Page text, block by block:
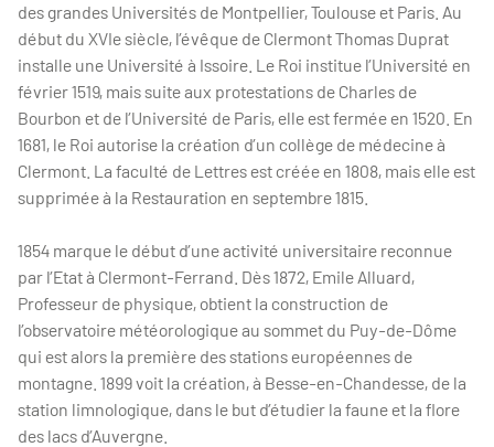
des grandes Universités de Montpellier, Toulouse et Paris. Au
début du XVIe siècle, l’évêque de Clermont Thomas Duprat
installe une Université à Issoire. Le Roi institue l’Université en
février 1519, mais suite aux protestations de Charles de
Bourbon et de l’Université de Paris, elle est fermée en 1520. En
1681, le Roi autorise la création d’un collège de médecine à
Clermont. La faculté de Lettres est créée en 1808, mais elle est
supprimée à la Restauration en septembre 1815.
1854 marque le début d’une activité universitaire reconnue
par l’Etat à Clermont-Ferrand. Dès 1872, Emile Alluard,
Professeur de physique, obtient la construction de
l’observatoire météorologique au sommet du Puy-de-Dôme
qui est alors la première des stations européennes de
montagne. 1899 voit la création, à Besse-en-Chandesse, de la
station limnologique, dans le but d’étudier la faune et la flore
des lacs d’Auvergne.